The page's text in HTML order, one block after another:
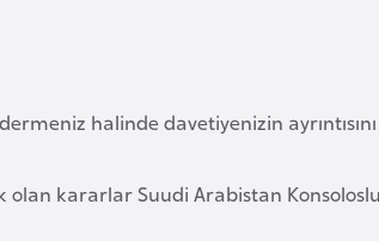
halinde davetiyenizin
olan kararlar Suudi Arabistan